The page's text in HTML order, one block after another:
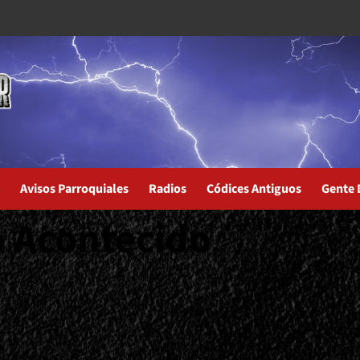
Avisos Parroquiales Radios Códices Antiguos Gente